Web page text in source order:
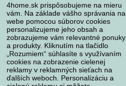
4home.sk prispôsobujeme na mieru
vám. Na základe vášho správania na
webe pomocou súborov cookies
personalizujeme jeho obsah a
zobrazujeme vám relevantné ponuky
a produkty. Kliknutím na tlačidlo
„Rozumiem“ súhlasíte s využívaním
cookies na zobrazenie cielenej
reklamy v reklamných sieťach na
ďalších weboch. Personalizáciu a
Spôsoby dopravy
Spôsoby platby
Spoľahlivý obchod